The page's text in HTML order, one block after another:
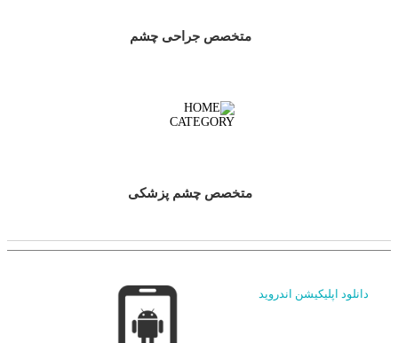
متخصص جراحی چشم
متخصص چشم پزشکی
دانلود اپلیکیشن اندروید